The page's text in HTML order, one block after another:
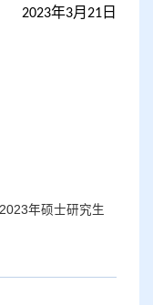
3年3月 21 日
年硕士研究生